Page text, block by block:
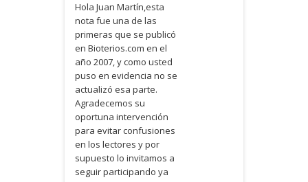
Hola Juan Martín,esta
nota fue una de las
primeras que se publicó
en Bioterios.com en el
año 2007, y como usted
puso en evidencia no se
actualizó esa parte.
Agradecemos su
oportuna intervención
para evitar confusiones
en los lectores y por
supuesto lo invitamos a
seguir participando ya